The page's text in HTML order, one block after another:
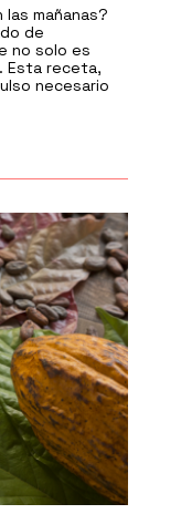
mañanas?
de
no solo es
Esta receta,
necesario